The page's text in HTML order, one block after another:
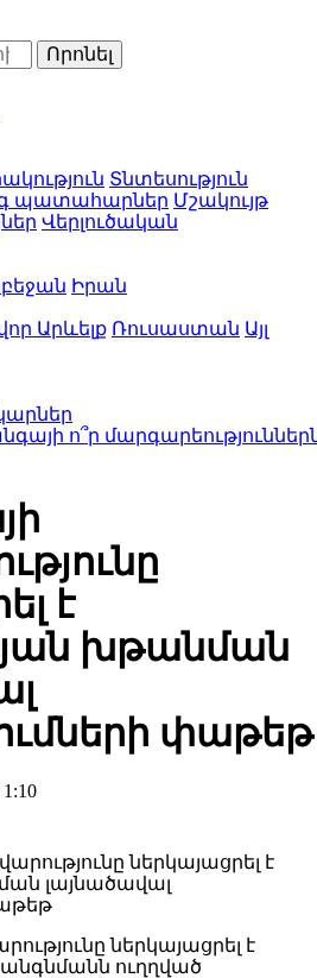
Տնտեսություն
պատահարներ Մշակույթ
Վերլուծական
Իրան
Արևելք Ռուսաստան Այլ
մարգարեություններն
է
խթանման
փաթեթ
ներկայացրել է
ուղղված